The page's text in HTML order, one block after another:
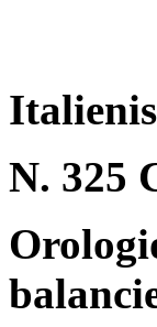
N. 325